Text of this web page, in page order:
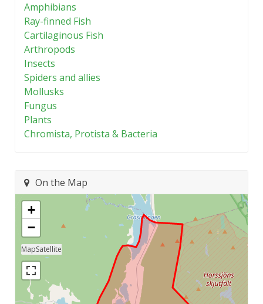
Amphibians
Ray-finned Fish
Cartilaginous Fish
Arthropods
Insects
Spiders and allies
Mollusks
Fungus
Plants
Chromista, Protista & Bacteria
On the Map
+
−